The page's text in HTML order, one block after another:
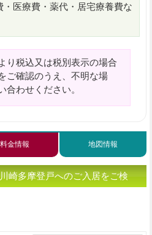
医療費・薬代・居宅療養費な
り税込又は税別表示の場合
ご確認のうえ、不明な場
合わせください。
料金情報 地図情報
崎多摩登戸へのご入居をご検